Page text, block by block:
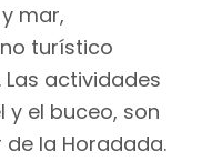
mar,
turístico
actividades
y el buceo, son
la Horadada.